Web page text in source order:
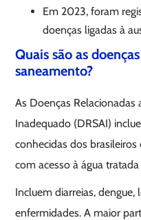
Em 2023, foram
doenças ligadas à
Quais são as
saneamento?
As Doenças
Inadequado (DRSAI)
conhecidas dos
com acesso à água
Incluem diarreias,
enfermidades. A maior